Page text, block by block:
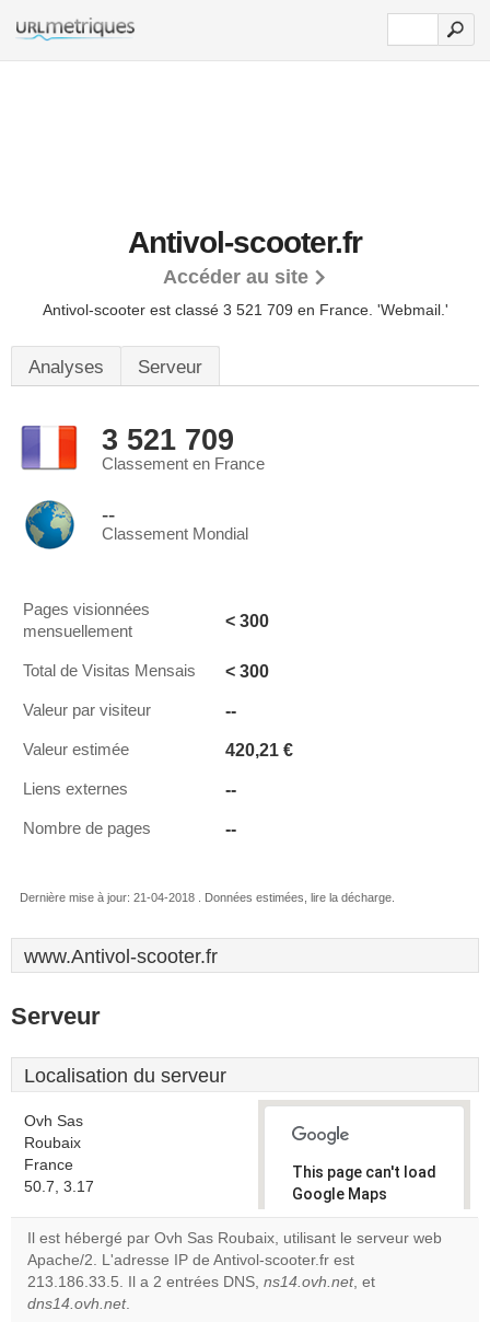
Antivol-scooter.fr
Accéder au site
Antivol-scooter est classé 3 521 709 en France. 'Webmail.'
Analyses Serveur
3 521 709
Classement en France
--
Classement Mondial
Pages visionnées
mensuellement
< 300
Total de Visitas Mensais < 300
Valeur par visiteur --
Valeur estimée 420,21 €
Liens externes --
Nombre de pages --
Dernière mise à jour: 21-04-2018 . Données estimées, lire la décharge.
www.Antivol-scooter.fr
Serveur
Localisation du serveur
Ovh Sas
Roubaix
France
50.7, 3.17
This page can't load
Google Maps
correctly.
Do you
own this
Il est hébergé par Ovh Sas Roubaix, utilisant le serveur web
Apache/2. L'adresse IP de Antivol-scooter.fr est
213.186.33.5. Il a 2 entrées DNS, ns14.ovh.net, et
dns14.ovh.net.